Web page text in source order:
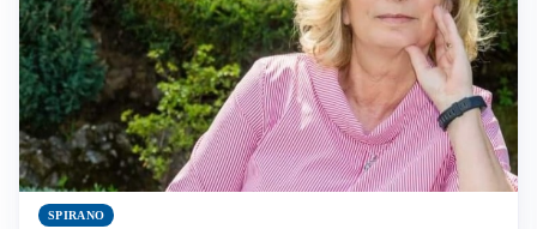
SPIRANO